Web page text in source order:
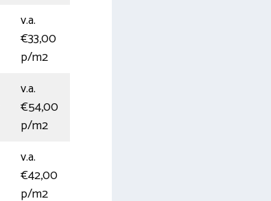
v.a.
€33,00
p/m2
v.a.
€54,00
p/m2
v.a.
€42,00
p/m2